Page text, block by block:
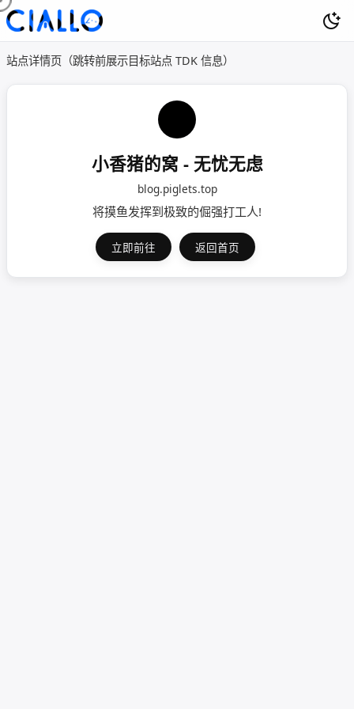
站点详情页（跳转前展示目标站点 TDK 信息）
小香猪的窝 - 无忧无虑
blog.piglets.top
将摸鱼发挥到极致的倔强打工人!
立即前往 返回首页